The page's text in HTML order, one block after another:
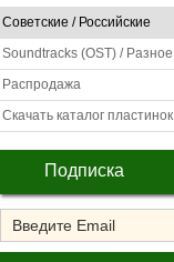
Советские / Российские
Soundtracks (OST) / Разное
Распродажа
Скачать каталог пластинок
Подписка